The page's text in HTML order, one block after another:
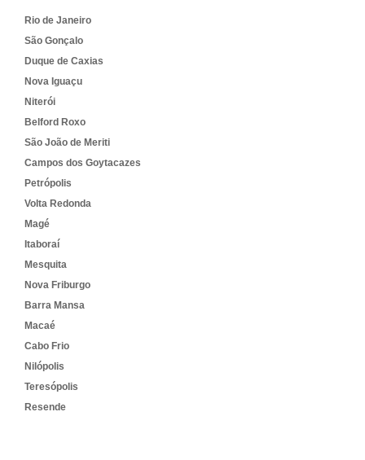
Rio de Janeiro
São Gonçalo
Duque de Caxias
Nova Iguaçu
Niterói
Belford Roxo
São João de Meriti
Campos dos Goytacazes
Petrópolis
Volta Redonda
Magé
Itaboraí
Mesquita
Nova Friburgo
Barra Mansa
Macaé
Cabo Frio
Nilópolis
Teresópolis
Resende